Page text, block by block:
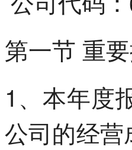
第一节 重
1、本年度
公司的经